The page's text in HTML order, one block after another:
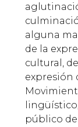
alguna
de la
cultural,
expresión
público